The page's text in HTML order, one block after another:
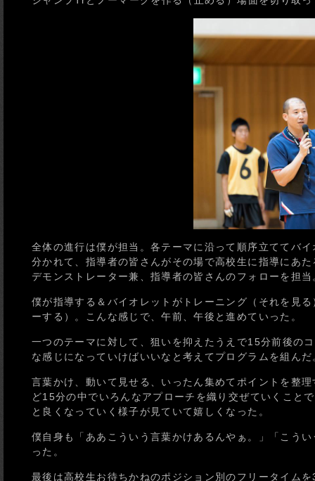
全体の進行は僕が担当。各テーマに沿って順序立ててバ
分かれて、指導者の皆さんがその場で高校生に指導にあ
デモンストレーター兼、指導者の皆さんのフォローを担当
僕が指導する＆バイオレットがトレーニング（それを見
ーする）。こんな感じで、午前、午後と進めていった。
一つのテーマに対して、狙いを抑えたうえで15分前後の
な感じになっていけばいいなと考えてプログラムを組んだ
言葉かけ、動いて見せる、いったん集めてポイントを整
ど15分の中でいろんなアプローチを織り交ぜていくこと
と良くなっていく様子が見ていて嬉しくなった。
僕自身も「ああこういう言葉かけあるんやぁ。」「こう
った。
最後は高校生お待ちかねのポジション別のフリータイム